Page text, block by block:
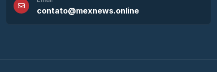
contato@mexnews.online